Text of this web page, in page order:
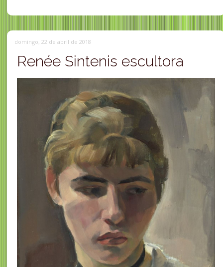
domingo, 22 de abril de 2018
Renée Sintenis escultora